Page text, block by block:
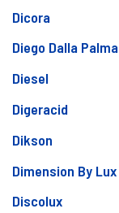
Dicora
Diego Dalla Palma
Diesel
Digeracid
Dikson
Dimension By Lux
Discolux